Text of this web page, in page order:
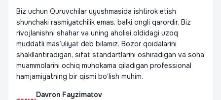
Biz uchun Quruvchilar uyushmasida ishtirok etish
shunchaki rasmiyatchilik emas, balki ongli qarordir. Biz
rivojlanishni shahar va uning aholisi oldidagi uzoq
muddatli mas’uliyat deb bilamiz. Bozor qoidalarini
shakllantiradigan, sifat standartlarini oshiradigan va soha
muammolarini ochiq muhokama qiladigan professional
hamjamiyatning bir qismi bo‘lish muhim.
Davron Fayzimatov